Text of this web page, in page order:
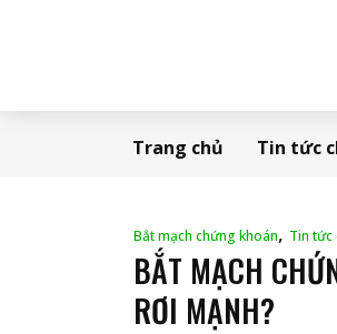
Trang chủ Tin tức
Bắt mạch chứng khoán, Tin tức
BẮT MẠCH
RƠI MẠNH?